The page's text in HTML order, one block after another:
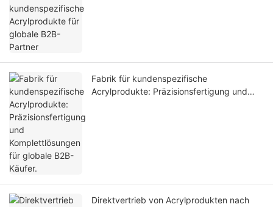
Fabrik für kundenspezifische
Acrylprodukte: Präzisionsfertigung und
Direktvertrieb von Acrylprodukten nach